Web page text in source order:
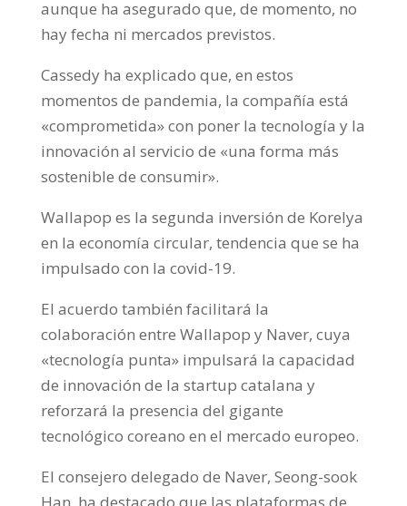
aunque ha asegurado que, de momento, no
hay fecha ni mercados previstos.
Cassedy ha explicado que, en estos
momentos de pandemia, la compañía está
«comprometida» con poner la tecnología y la
innovación al servicio de «una forma más
sostenible de consumir».
Wallapop es la segunda inversión de Korelya
en la economía circular, tendencia que se ha
impulsado con la covid-19.
El acuerdo también facilitará la
colaboración entre Wallapop y Naver, cuya
«tecnología punta» impulsará la capacidad
de innovación de la startup catalana y
reforzará la presencia del gigante
tecnológico coreano en el mercado europeo.
El consejero delegado de Naver, Seong-sook